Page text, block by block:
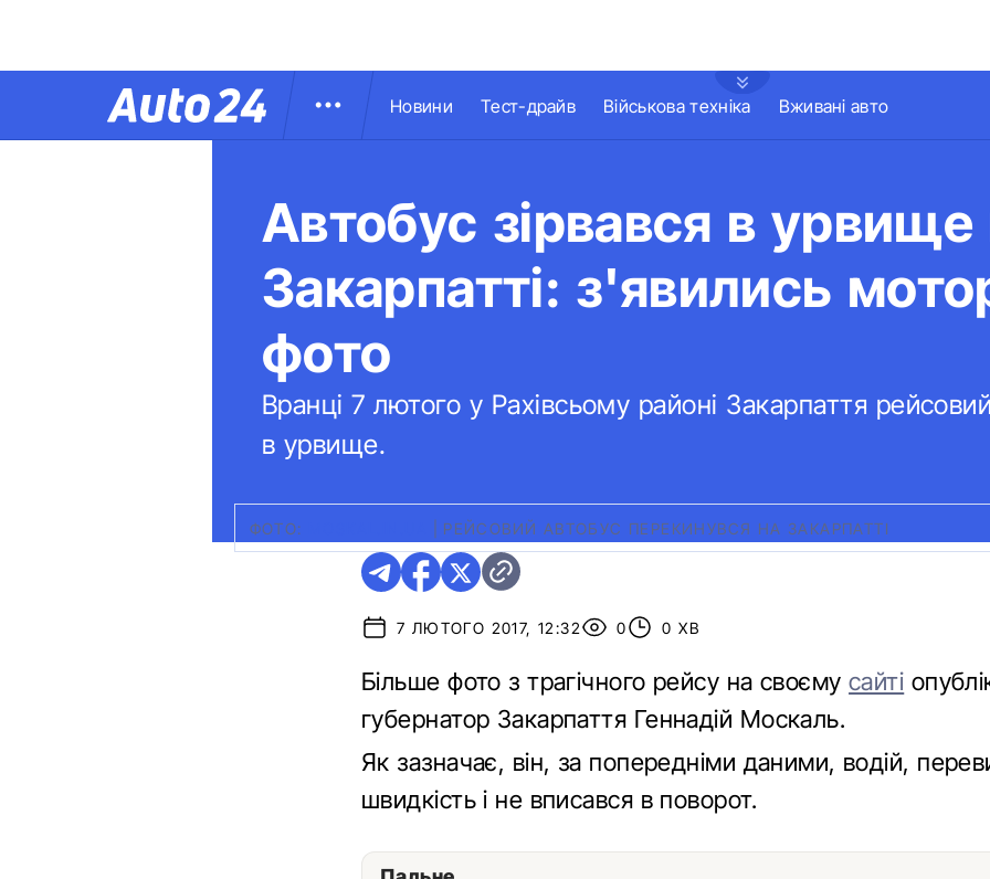
Новини Тест-драйв Військова техніка Вживані авто
Автобус зірвався в урвище
Закарпатті: з'явились
фото
Вранці 7 лютого у Рахівсьому районі Закарпаття
в урвище.
ФОТО: РЕЙСОВИЙ АВТОБУС ПЕРЕКИНУВСЯ НА ЗАКАРПАТТІ
7 ЛЮТОГО 2017, 12:32 0 0 ХВ
Більше фото з трагічного рейсу на своємусайті
губернатор Закарпаття Геннадій Москаль.
Як зазначає, він, за попередніми даними, водій,
швидкість і не вписався в поворот.